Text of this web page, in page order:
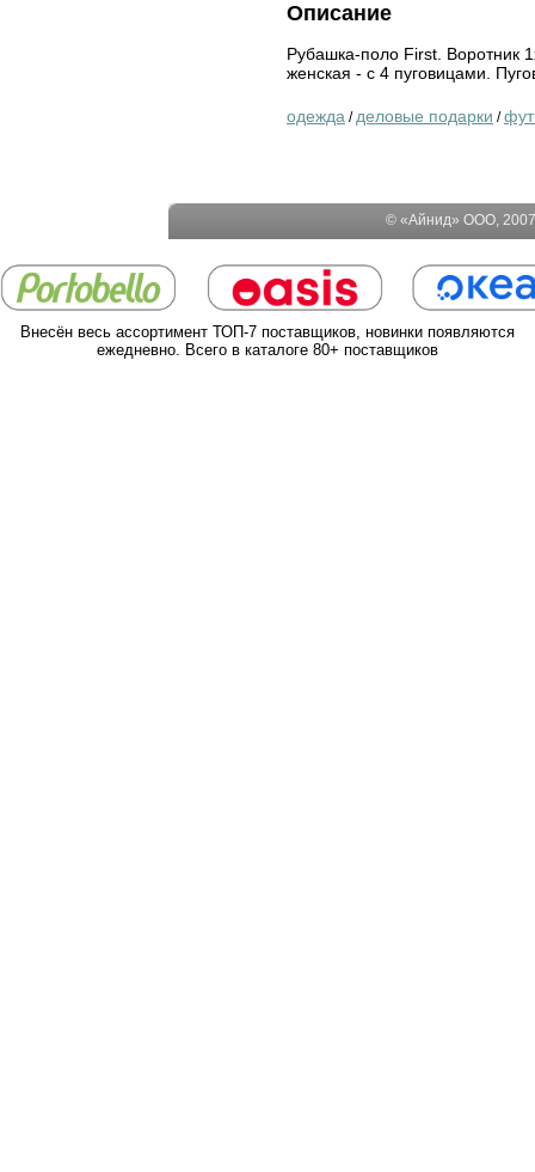
Описание
Рубашка-поло First. Воротник
женская - с 4 пуговицами.
одежда / деловые подарки /
© «Айнид» ООО,
Внесён весь ассортимент ТОП-7 поставщиков, новинки появляются
ежедневно. Всего в каталоге 80+ поставщиков